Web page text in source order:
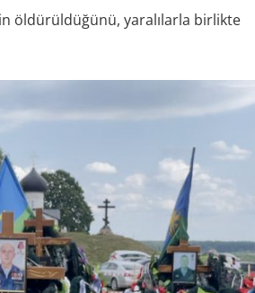
öldürüldüğünü, yaralılarla birlikte